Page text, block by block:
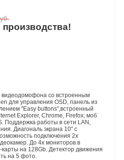
производства!
со встроенным
для управления OSD, панель из
"Easy buttons",встроенный
Explorer, Chrome, Firefox; моб
Поддержка работы в сети LAN,
Диагональ экрана 10" с
подключения 2х
До 4х мониторов в
на 128Gb. Детектор движения
на 5 фото.